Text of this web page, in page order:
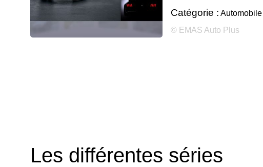
Catégorie : Automobile
© EMAS Auto Plus
Les différentes séries